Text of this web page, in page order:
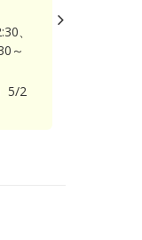
、
～
5/2